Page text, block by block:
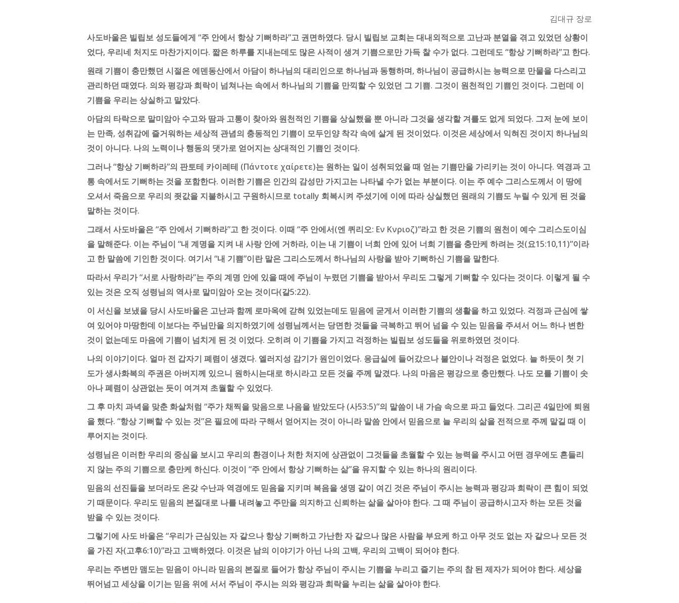
김대규 장로
사도바울은 빌립보 성도들에게 “주 안에서 항상 기뻐하라”고 권면하였다. 당시 빌립보 교회는 대내외적으로 고난과 분열을 겪고 있었던 상황이
었다, 우리네 처지도 마찬가지이다. 짧은 하루를 지내는데도 많은 사적이 생겨 기쁨으로만 가득 찰 수가 없다. 그런데도 “항상 기뻐하라”고 한다.
원래 기쁨이 충만했던 시절은 에덴동산에서 아담이 하나님의 대리인으로 하나님과 동행하며, 하나님이 공급하시는 능력으로 만물을 다스리고
관리하던 때였다. 의와 평강과 희락이 넘쳐나는 속에서 하나님의 기쁨을 만끽할 수 있었던 그 기쁨. 그것이 원천적인 기쁨인 것이다. 그런데 이
기쁨을 우리는 상실하고 말았다.
아담의 타락으로 말미암아 수고와 땀과 고통이 찾아와 원천적인 기쁨을 상실했을 뿐 아니라 그것을 생각할 겨를도 없게 되었다. 그저 눈에 보이
는 만족, 성취감에 즐거워하는 세상적 관념의 충동적인 기쁨이 모두인양 착각 속에 살게 된 것이었다. 이것은 세상에서 익혀진 것이지 하나님의
것이 아니다. 나의 노력이나 행동의 댓가로 얻어지는 상대적인 기쁨인 것이다.
그러나 “항상 기뻐하라”의 판토테 카이레테 (Πάντοτε χαίρετε)는 원하는 일이 성취되었을 때 얻는 기쁨만을 가리키는 것이 아니다. 역경과 고
통 속에서도 기뻐하는 것을 포함한다. 이러한 기쁨은 인간의 감성만 가지고는 나타낼 수가 없는 부분이다. 이는 주 예수 그리스도께서 이 땅에
오셔서 죽음으로 우리의 죗값을 지불하시고 구원하시므로 totally 회복시켜 주셨기에 이에 따라 상실했던 원래의 기쁨도 누릴 수 있게 된 것을
말하는 것이다.
그래서 사도바울은 “주 안에서 기뻐하라”고 한 것이다. 이때 “주 안에서(엔 퀴리오: Εν Κνριοζ)”라고 한 것은 기쁨의 원천이 예수 그리스도이심
을 말해준다. 이는 주님이 “내 계명을 지켜 내 사랑 안에 거하라, 이는 내 기쁨이 너희 안에 있어 너희 기쁨을 충만케 하려는 것(요15:10,11)”이라
고 한 말씀에 기인한 것이다. 여기서 “내 기쁨”이란 말은 그리스도께서 하나님의 사랑을 받아 기뻐하신 기쁨을 말한다.
따라서 우리가 “서로 사랑하라”는 주의 계명 안에 있을 때에 주님이 누렸던 기쁨을 받아서 우리도 그렇게 기뻐할 수 있다는 것이다. 이렇게 될 수
있는 것은 오직 성령님의 역사로 말미암아 오는 것이다(갈5:22).
이 서신을 보냈을 당시 사도바울은 고난과 함께 로마옥에 갇혀 있었는데도 믿음에 굳게서 이러한 기쁨의 생활을 하고 있었다. 걱정과 근심에 쌓
여 있어야 마땅한데 이보다는 주님만을 의지하였기에 성령님께서는 당면한 것들을 극복하고 뛰어 넘을 수 있는 믿음을 주셔서 어느 하나 변한
것이 없는데도 마음에 기쁨이 넘치게 된 것 이었다. 오히려 이 기쁨을 가지고 걱정하는 빌립보 성도들을 위로하였던 것이다.
나의 이야기이다. 얼마 전 갑자기 폐렴이 생겼다. 엘러지성 감기가 원인이었다. 응급실에 들어갔으나 불안이나 걱정은 없었다. 늘 하듯이 첫 기
도가 생사화복의 주권은 아버지께 있으니 원하시는대로 하시라고 모든 것을 주께 맡겼다. 나의 마음은 평강으로 충만했다. 나도 모를 기쁨이 솟
아나 폐렴이 상관없는 듯이 여겨져 초월할 수 있었다.
그 후 마치 과녁을 맞춘 화살처럼 “주가 채찍을 맞음으로 나음을 받았도다 (사53:5)”의 말씀이 내 가슴 속으로 파고 들었다. 그리곤 4일만에 퇴원
을 했다. “항상 기뻐할 수 있는 것”은 필요에 따라 구해서 얻어지는 것이 아니라 말씀 안에서 믿음으로 늘 우리의 삶을 전적으로 주께 맡길 때 이
루어지는 것이다.
성령님은 이러한 우리의 중심을 보시고 우리의 환경이나 처한 처지에 상관없이 그것들을 초월할 수 있는 능력을 주시고 어떤 경우에도 흔들리
지 않는 주의 기쁨으로 충만케 하신다. 이것이 “주 안에서 항상 기뻐하는 삶”을 유지할 수 있는 하나의 원리이다.
믿음의 선진들을 보더라도 온갖 수난과 역경에도 믿음을 지키며 복음을 생명 같이 여긴 것은 주님이 주시는 능력과 평강과 희락이 큰 힘이 되었
기 때문이다. 우리도 믿음의 본질대로 나를 내려놓고 주만을 의지하고 신뢰하는 삶을 살아야 한다. 그 때 주님이 공급하시고자 하는 모든 것을
받을 수 있는 것이다.
그렇기에 사도 바울은 “우리가 근심있는 자 같으나 항상 기뻐하고 가난한 자 같으나 많은 사람을 부요케 하고 아무 것도 없는 자 같으나 모든 것
을 가진 자(고후6:10)”라고 고백하였다. 이것은 남의 이야기가 아닌 나의 고백, 우리의 고백이 되어야 한다.
우리는 주변만 맴도는 믿음이 아니라 믿음의 본질로 들어가 항상 주님이 주시는 기쁨을 누리고 즐기는 주의 참 된 제자가 되어야 한다. 세상을
뛰어넘고 세상을 이기는 믿음 위에 서서 주님이 주시는 의와 평강과 희락을 누리는 삶을 살아야 한다.